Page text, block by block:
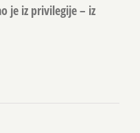
je iz privilegije – iz